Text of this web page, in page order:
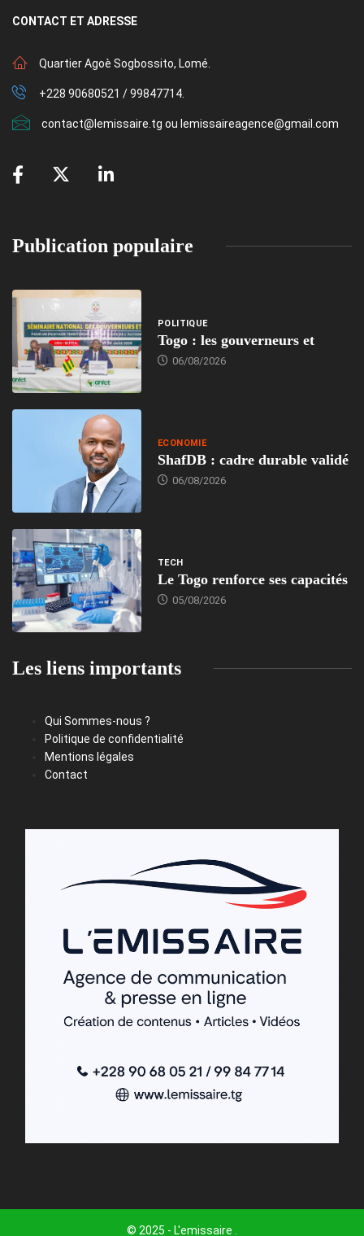
CONTACT ET ADRESSE
Quartier Agoè Sogbossito, Lomé.
+228 90680521 / 99847714.
contact@lemissaire.tg ou lemissaireagence@gmail.com
Publication populaire
POLITIQUE
Togo : les gouverneurs et
06/08/2026
ECONOMIE
ShafDB : cadre durable validé
06/08/2026
TECH
Le Togo renforce ses capacités
05/08/2026
Les liens importants
Qui Sommes-nous ?
Politique de confidentialité
Mentions légales
Contact
© 2025 - L'emissaire .